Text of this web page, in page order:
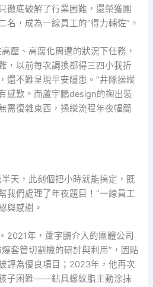
徹底破解了行業困難，還榮獲團
名，成為一線員工的“得力輔佐”。
壓、高腐化周遭的狀況下任務，
，以前每次調換都得三四小我折
還不難呈現平安隱患。”井隊操縱
感歎。而蘆宇鵬design的掏出裝
需復雜東西，操縱流程年夜幅簡
天，此刻個把小時就能搞定，既
我們處理了年夜題目！”一線員工
與感謝。
2021年，蘆宇鵬介入的團體公司
爆套管切割機的研討與利用”，因貼
評為優良項目；2023年，他再次
子困難——鉆具螺紋脂主動涂抹